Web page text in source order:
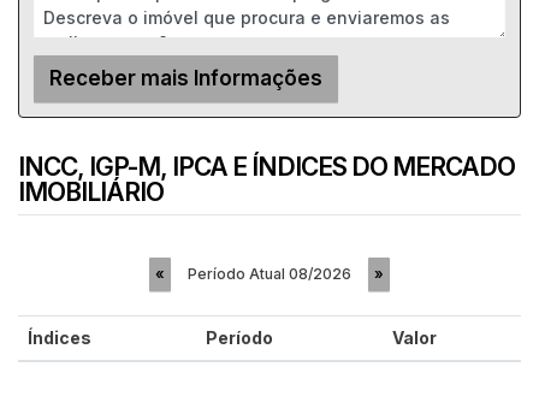
INCC, IGP-M, IPCA E ÍNDICES DO MERCADO
IMOBILIÁRIO
« Período Atual 08/2026 »
Índices Período Valor